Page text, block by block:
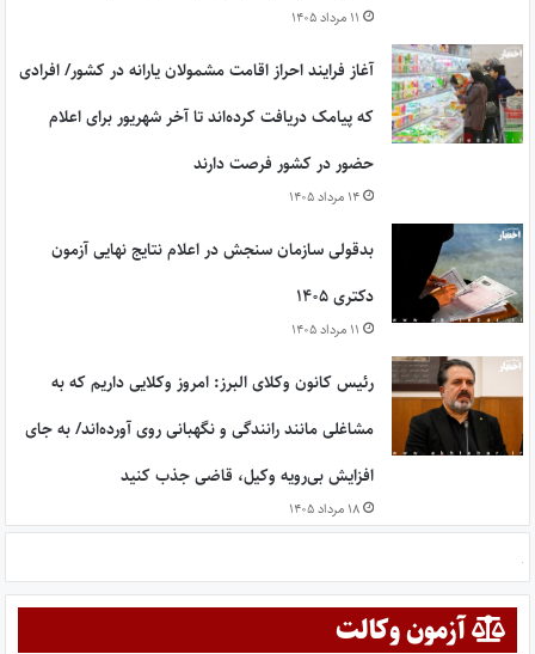
۱۱ مرداد ۱۴۰۵
آغاز فرایند احراز اقامت مشمولان یارانه در کشور/ افرادی
که پیامک دریافت کرده‌اند تا آخر شهریور برای اعلام
حضور در کشور فرصت دارند
۱۴ مرداد ۱۴۰۵
بدقولی سازمان سنجش در اعلام نتایج نهایی آزمون
دکتری ۱۴۰۵
۱۱ مرداد ۱۴۰۵
رئیس کانون وکلای البرز: امروز وکلایی داریم که به
مشاغلی مانند رانندگی و نگهبانی روی آورده‌اند/ به جای
افزایش بی‌رویه وکیل، قاضی جذب کنید
۱۸ مرداد ۱۴۰۵
آزمون وکالت